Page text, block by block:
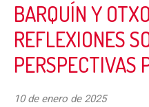
BARQUÍN Y
REFLEXIONES
PERSPECTIVAS
10 de enero de 2025